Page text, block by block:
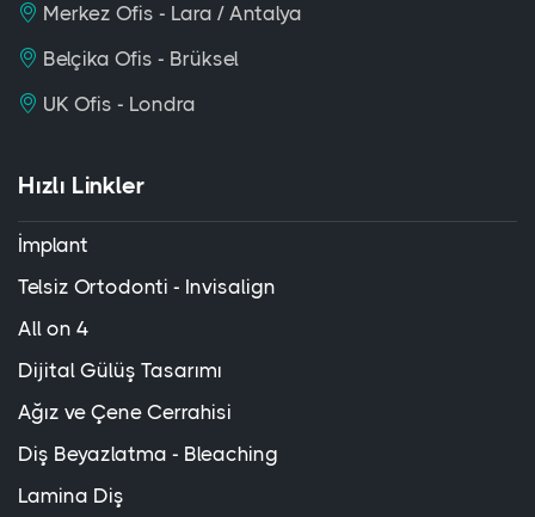
Merkez Ofis - Lara / Antalya
Belçika Ofis - Brüksel
UK Ofis - Londra
Hızlı Linkler
İmplant
Telsiz Ortodonti - Invisalign
All on 4
Dijital Gülüş Tasarımı
Ağız ve Çene Cerrahisi
Diş Beyazlatma - Bleaching
Lamina Diş